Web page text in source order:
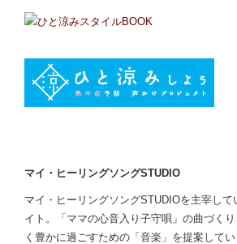
マイ・ヒーリングソングSTUDIO
マイ・ヒーリングソングSTUDIOを主宰して
イト。「ママの心音入り子守唄」の曲づく
く豊かに過ごすための「音楽」を提案してい